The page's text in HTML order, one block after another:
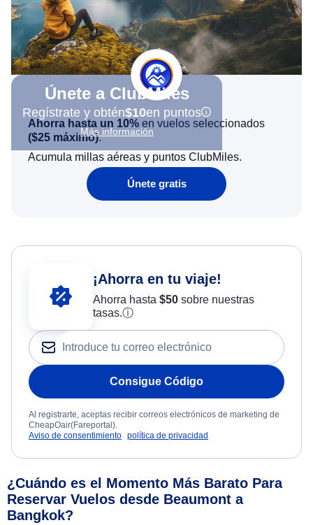
Únete a ClubMiles
Regístrate y obtén$10en puntos
Más información
Ahorra hasta un 10% en vuelos seleccionados
($25 máximo).
Acumula millas aéreas y puntos ClubMiles.
Únete gratis
¡Ahorra en tu viaje!
Ahorra hasta $50sobre nuestras
tasas.ⓘ
Consigue Código
Al registrarte, aceptas recibir correos electrónicos de marketing de
CheapOair(Fareportal).
Aviso de consentimiento política de privacidad
¿Cuándo es el Momento Más Barato Para
Reservar Vuelos desde Beaumont a
Bangkok?